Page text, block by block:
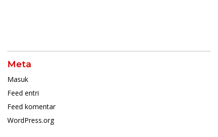
Meta
Masuk
Feed entri
Feed komentar
WordPress.org